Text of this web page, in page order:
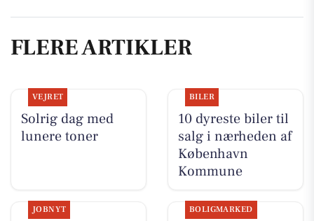
FLERE ARTIKLER
VEJRET
Solrig dag med
lunere toner
BILER
10 dyreste biler til
salg i nærheden af
København
Kommune
JOBNYT BOLIGMARKED